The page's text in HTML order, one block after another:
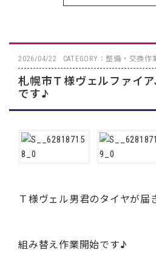
2026/04/22 CATEGORY：整備・交換作
札幌市Ｔ様ヴェルファイ
です♪
Ｔ様ヴェル男君のタイヤが届
組み替え作業開始です♪